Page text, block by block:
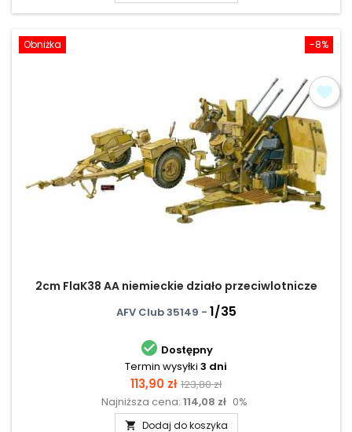
-8%
Obniżka
2cm FlaK38 AA niemieckie działo przeciwlotnicze
AFV Club 35149 - 1/35
 Dostępny
Termin wysyłki 3 dni
Cena
113,90 zł Cena
podstawowa
123,80 zł
Najniższa cena: 114,08 zł 0%
 Dodaj do koszyka